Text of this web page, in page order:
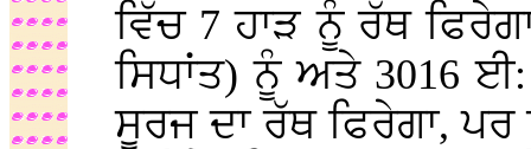
ਵਿੱਚ 7 ਹਾੜ ਨੂੰ ਰੱਥ
ਸਿਧਾਂਤ) ਨੂੰ ਅਤੇ 3016
ਸੂਰਜ ਦਾ ਰੱਥ ਫਿਰੇਗਾ,